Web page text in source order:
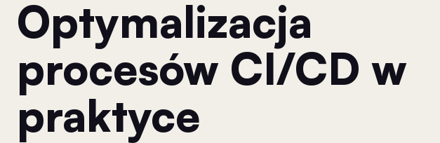
Optymalizacja
procesów CI/CD w
praktyce